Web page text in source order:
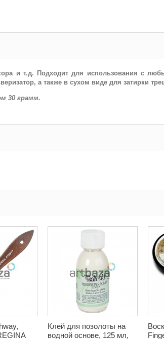
и т.д. Подходит для использования с
а также в сухом виде для затирки
30 грамм.
Клей для позолоты на
водной основе, 125 мл,